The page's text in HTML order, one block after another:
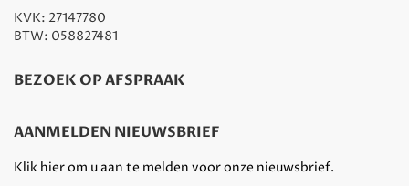
KVK: 27147780
BTW: 058827481
BEZOEK OP AFSPRAAK
AANMELDEN NIEUWSBRIEF
Klik hier om u aan te melden voor onze nieuwsbrief.